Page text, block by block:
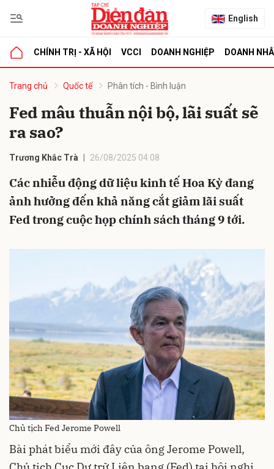
English
CHÍNH TRỊ - XÃ HỘI VCCI DOANH NGHIỆP DOANH
Trang chủ Quốc tế Phân tích - Bình luận
Fed mâu thuẫn nội bộ, lãi suất sẽ
ra sao?
Trương Khắc Trà 26/08/2025 04:08
Các nhiễu động dữ liệu kinh tế Hoa Kỳ đang
ảnh hưởng đến khả năng cắt giảm lãi suất
Fed trong cuộc họp chính sách tháng 9 tới.
Chủ tịch Fed Jerome Powell
Bài phát biểu mới đây của ông Jerome Powell,
luận
Hủy